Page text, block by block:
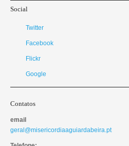
Social
Twitter
Facebook
Flickr
Google
Contatos
email
geral@misericordiaaguiardabeira.pt